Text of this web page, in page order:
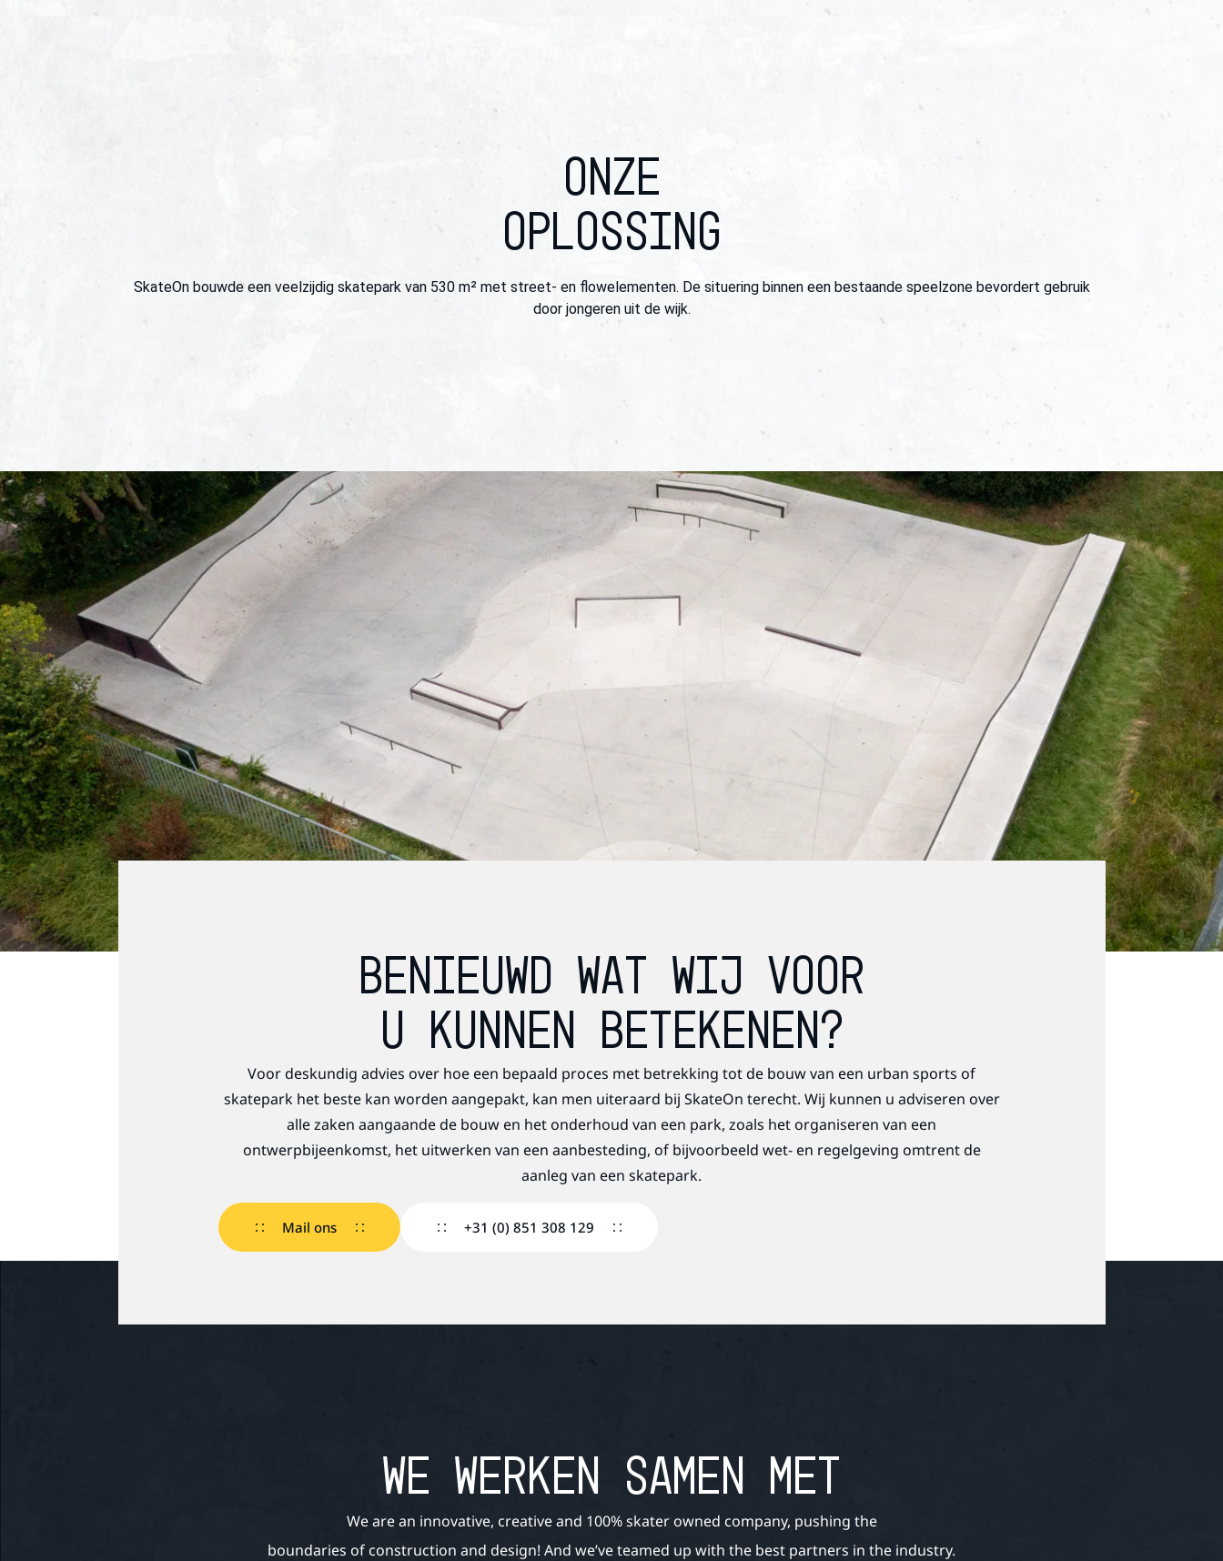
ONZE
OPLOSSING
SkateOn bouwde een veelzijdig skatepark van 530 m² met street- en flowelementen. De situering binnen een bestaande speelzone bevordert gebruik
door jongeren uit de wijk.
BENIEUWD WAT WIJ VOOR
U KUNNEN BETEKENEN?
Voor deskundig advies over hoe een bepaald proces met betrekking tot de bouw van een urban sports of
skatepark het beste kan worden aangepakt, kan men uiteraard bij SkateOn terecht. Wij kunnen u adviseren over
alle zaken aangaande de bouw en het onderhoud van een park, zoals het organiseren van een
ontwerpbijeenkomst, het uitwerken van een aanbesteding, of bijvoorbeeld wet- en regelgeving omtrent de
aanleg van een skatepark.
Mail ons +31 (0) 851 308 129
WE WERKEN SAMEN MET
We are an innovative, creative and 100% skater owned company, pushing the
boundaries of construction and design! And we’ve teamed up with the best partners in the industry.